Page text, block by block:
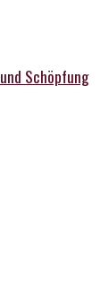
Schöpfung